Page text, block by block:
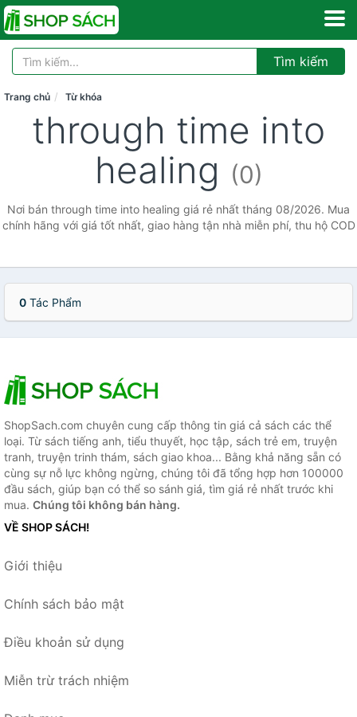
Tìm kiếm
Trang chủ Từ khóa
through time into
healing (0)
Nơi bán through time into healing giá rẻ nhất tháng 08/2026. Mua
chính hãng với giá tốt nhất, giao hàng tận nhà miễn phí, thu hộ COD
0 Tác Phẩm
ShopSach.com chuyên cung cấp thông tin giá cả sách các thể
loại. Từ sách tiếng anh, tiểu thuyết, học tập, sách trẻ em, truyện
tranh, truyện trinh thám, sách giao khoa... Bằng khả năng sẵn có
cùng sự nỗ lực không ngừng, chúng tôi đã tổng hợp hơn 100000
đầu sách, giúp bạn có thể so sánh giá, tìm giá rẻ nhất trước khi
mua. Chúng tôi không bán hàng.
VỀ SHOP SÁCH!
Giới thiệu
Chính sách bảo mật
Điều khoản sử dụng
Miễn trừ trách nhiệm